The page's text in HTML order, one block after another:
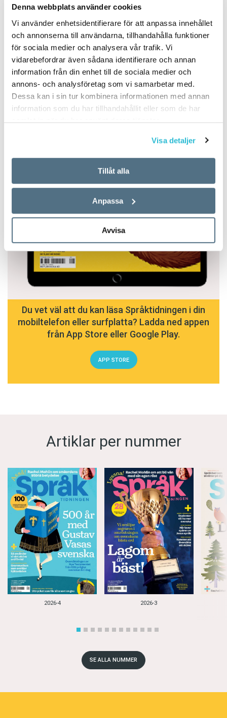
Denna webbplats använder cookies
Vi använder enhetsidentifierare för att anpassa innehållet
och annonserna till användarna, tillhandahålla funktioner
för sociala medier och analysera vår trafik. Vi
vidarebefordrar även sådana identifierare och annan
information från din enhet till de sociala medier och
annons- och analysföretag som vi samarbetar med.
Dessa kan i sin tur kombinera informationen med annan
information som du har tillhandahållit eller som de har
samlat in när du har använt deras tjänster.
Visa detaljer
Tillåt alla
Anpassa
Avvisa
Du vet väl att du kan läsa Språktidningen i din
mobiltelefon eller surfplatta? Ladda ned appen
från App Store eller Google Play.
APP STORE
Artiklar per nummer
2026-4 2026-3
SE ALLA NUMMER